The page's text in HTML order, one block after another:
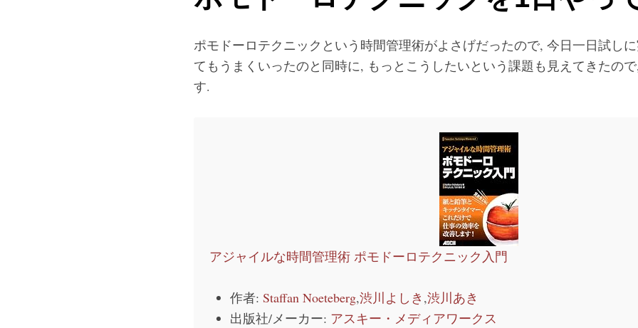
ポモドーロテクニックという時間管理術がよさげだったので, 今日一日試し
てもうまくいったのと同時に, もっとこうしたいという課題も見えてきたの
す.
アジャイルな時間管理術 ポモドーロテクニック入門
作者: Staffan Noeteberg,渋川よしき ,渋川あき
出版社/メーカー: アスキー・メディアワークス